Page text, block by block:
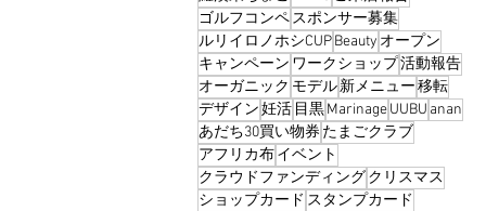
ゴルフコンペスポンサー募集
ルリイロノホシCUPBeauty オープン
キャンペーン ワークショップ活動報告
オーガニック モデル新メニュー移転
デザイン妊活 目黒MarinageUUBU anan
あだち30買い物券 たまごクラブ
アフリカ布イベント
クラウドファンディングクリスマス
ショップカード スタンプカード